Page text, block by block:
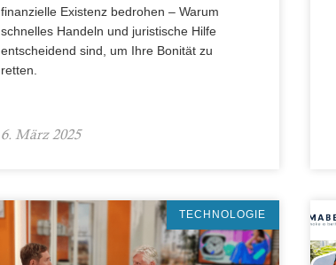
finanzielle Existenz bedrohen – Warum
schnelles Handeln und juristische Hilfe
entscheidend sind, um Ihre Bonität zu
retten.
6. März 2025
TECHNOLOGIE